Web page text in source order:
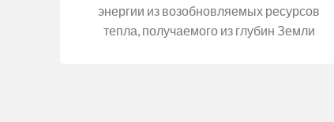
энергии из возобновляемых ресурсов
тепла, получаемого из глубин Земли